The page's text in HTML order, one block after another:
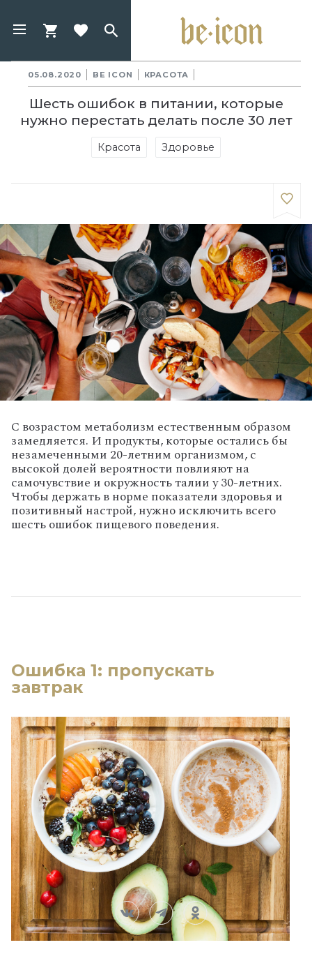
05.08.2020 BE ICON КРАСОТА
Шесть ошибок в питании, которые
нужно перестать делать после 30 лет
Красота Здоровье
С возрастом метаболизм естественным образом
замедляется. И продукты, которые остались бы
незамеченными 20-летним организмом, с
высокой долей вероятности повлияют на
самочувствие и окружность талии у 30-летних.
Чтобы держать в норме показатели здоровья и
позитивный настрой, нужно исключить всего
шесть ошибок пищевого поведения.
Ошибка 1: пропускать
завтрак